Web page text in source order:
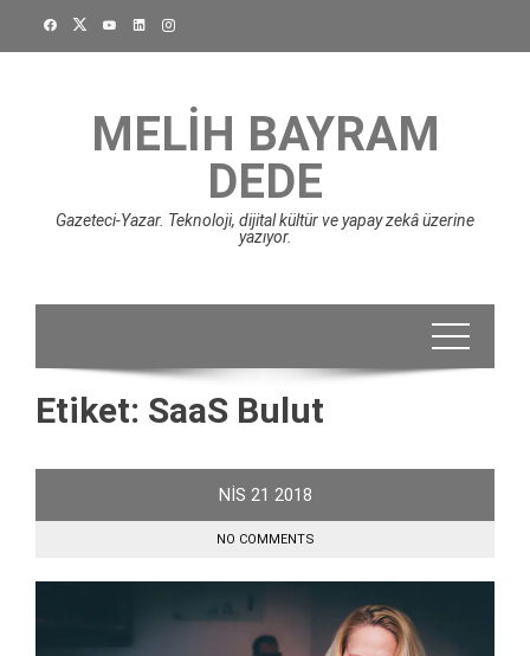
MELIH BAYRAM
DEDE
Gazeteci-Yazar. Teknoloji, dijital kültür ve yapay zekâ üzerine
yazıyor.
Etiket: SaaS Bulut
NIS 21 2018
NO COMMENTS